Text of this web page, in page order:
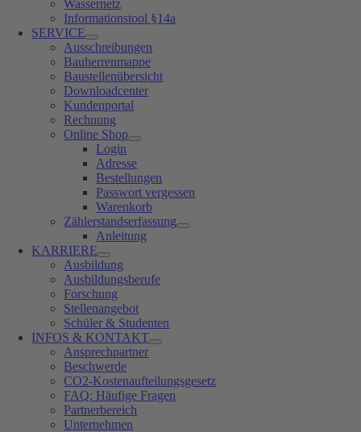
Wassernetz
Informationstool §14a
SERVICE
Ausschreibungen
Bauherrenmappe
Baustellenübersicht
Downloadcenter
Kundenportal
Rechnung
Online Shop
Login
Adresse
Bestellungen
Passwort vergessen
Warenkorb
Zählerstandserfassung
Anleitung
KARRIERE
Ausbildung
Ausbildungsberufe
Forschung
Stellenangebot
Schüler & Studenten
INFOS & KONTAKT
Ansprechpartner
Beschwerde
CO2-Kostenaufteilungsgesetz
FAQ: Häufige Fragen
Partnerbereich
Unternehmen